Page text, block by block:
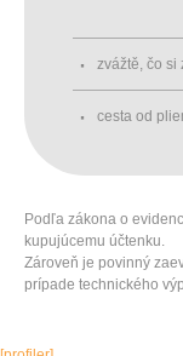
zvážtě, čo si
cesta od
Podľa zákona o
kupujúcemu účtenku.
Zároveň je povinný
prípade technického